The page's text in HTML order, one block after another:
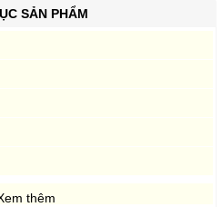
SẢN PHẨM
thêm